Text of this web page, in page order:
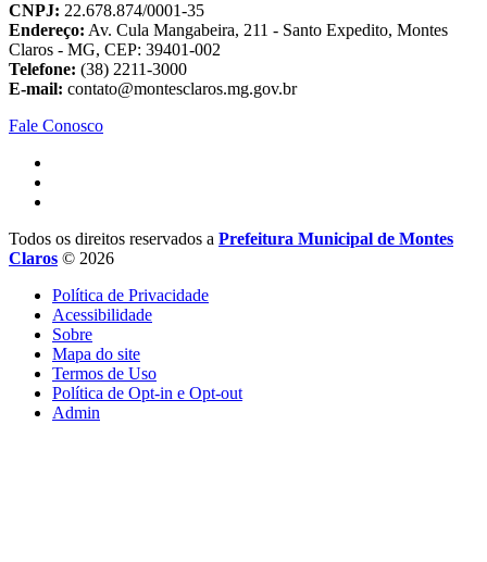
CNPJ: 22.678.874/0001-35
Endereço: Av. Cula Mangabeira, 211 - Santo Expedito, Montes
Claros - MG, CEP: 39401-002
Telefone: (38) 2211-3000
E-mail: contato@montesclaros.mg.gov.br
Fale Conosco
Todos os direitos reservados a Prefeitura Municipal de Montes
Claros © 2026
Política de Privacidade
Acessibilidade
Sobre
Mapa do site
Termos de Uso
Política de Opt-in e Opt-out
Admin